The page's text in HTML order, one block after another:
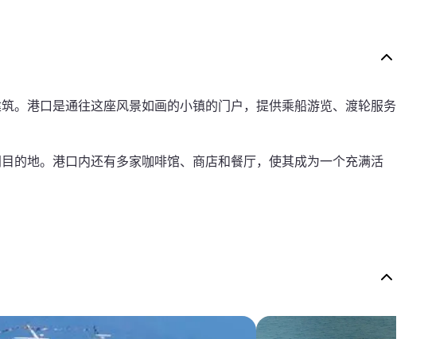
。港口是通往这座风景如画的小镇的门户，提供乘船游览、渡轮服务
的地。港口内还有多家咖啡馆、商店和餐厅，使其成为一个充满活